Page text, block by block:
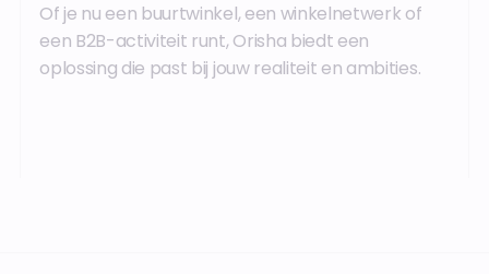
Of je nu een buurtwinkel, een winkelnetwerk of
een B2B-activiteit runt, Orisha biedt een
oplossing die past bij jouw realiteit en ambities.